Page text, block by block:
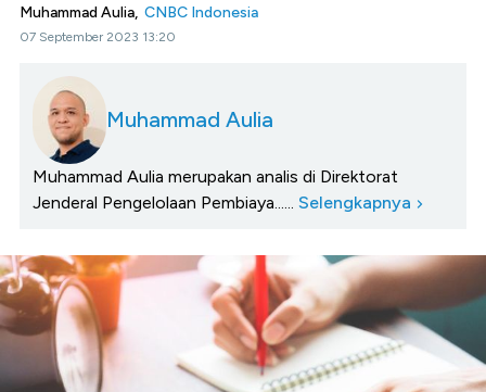
Muhammad Aulia, CNBC Indonesia
07 September 2023 13:20
Muhammad Aulia
Muhammad Aulia merupakan analis di Direktorat
Jenderal Pengelolaan Pembiaya...... Selengkapnya